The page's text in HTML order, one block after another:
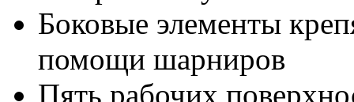
Боковые элементы
помощи шарниров
Пять рабочих